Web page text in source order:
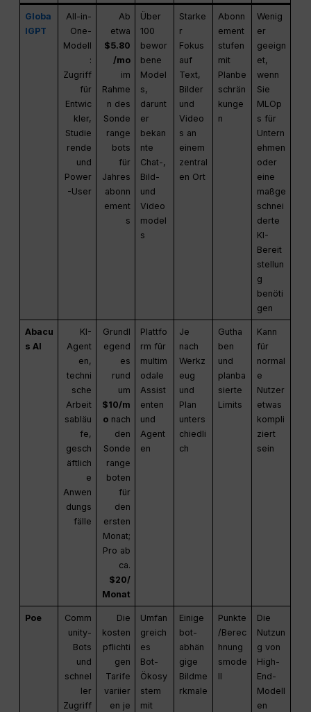
Globa
lGPT
All-in-
One-
Modell
:
Zugriff
für
Entwic
kler,
Studie
rende
und
Power
-User
Ab
etwa
$5.80
/mo
im
Rahme
n des
Sonde
range
bots
für
Jahres
abonn
ement
s
Über
100
bewor
bene
Model
s,
darunt
er
bekan
nte
Chat-,
Bild-
und
Video
model
s
Starke
r
Fokus
auf
Text,
Bilder
und
Video
s an
einem
zentral
en Ort
Abonn
ement
stufen
mit
Planbe
schrän
kunge
n
Wenig
er
geeign
et,
wenn
Sie
MLOp
s für
Untern
ehmen
oder
eine
maßge
schnei
derte
KI-
Bereit
stellun
g
benöti
gen
Abacu
s AI
KI-
Agent
en,
techni
sche
Arbeit
sabläu
fe,
gesch
äftlich
e
Anwen
dungs
fälle
Grundl
egend
es
rund
um
$10/m
o nach
den
Sonde
range
boten
für
den
ersten
Monat;
Pro ab
ca.
$20/
Monat
Plattfo
rm für
multim
odale
Assist
enten
und
Agent
en
Je
nach
Werkz
eug
und
Plan
unters
chiedli
ch
Gutha
ben
und
planba
sierte
Limits
Kann
für
normal
e
Nutzer
etwas
kompli
ziert
sein
Poe
Comm
unity-
Bots
und
schnel
ler
Zugriff
Die
kosten
pflichti
gen
Tarife
variier
en je
Umfan
greich
es
Bot-
Ökosy
stem
mit
Einige
bot-
abhän
gige
Bildme
rkmale
Punkte
/Berec
hnung
smode
ll
Die
Nutzun
g von
High-
End-
Modell
en